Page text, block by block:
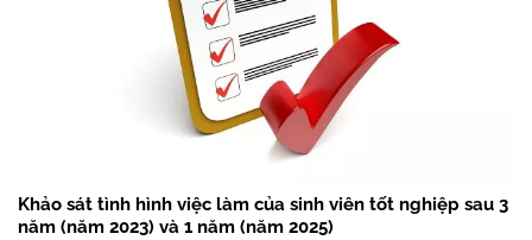
Khảo sát tình hình việc làm của sinh viên tốt nghiệp sau 3
năm (năm 2023) và 1 năm (năm 2025)